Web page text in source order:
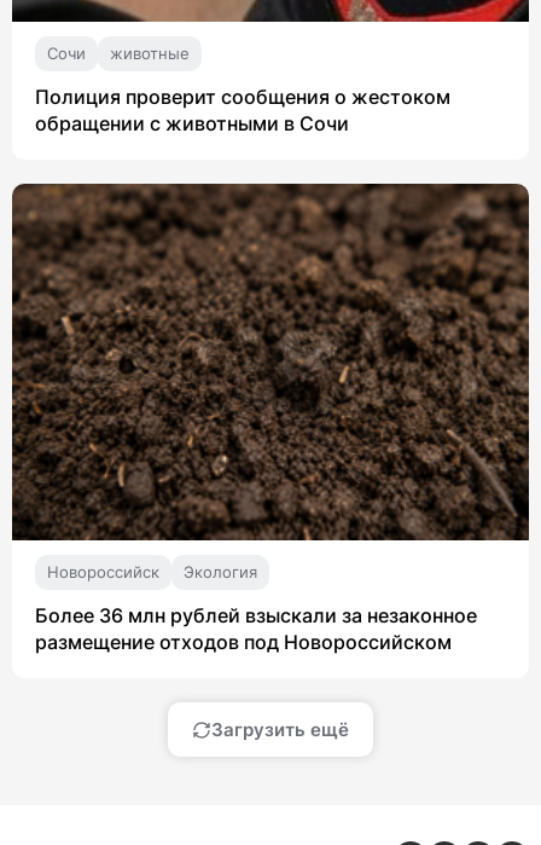
Сочи животные
Полиция проверит сообщения о жестоком
обращении с животными в Сочи
Новороссийск Экология
Более 36 млн рублей взыскали за незаконное
размещение отходов под Новороссийском
Загрузить ещё